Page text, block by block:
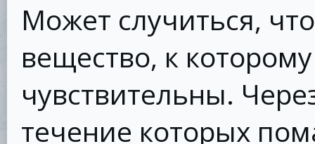
Может случиться,
вещество, к
чувствительны.
течение которых